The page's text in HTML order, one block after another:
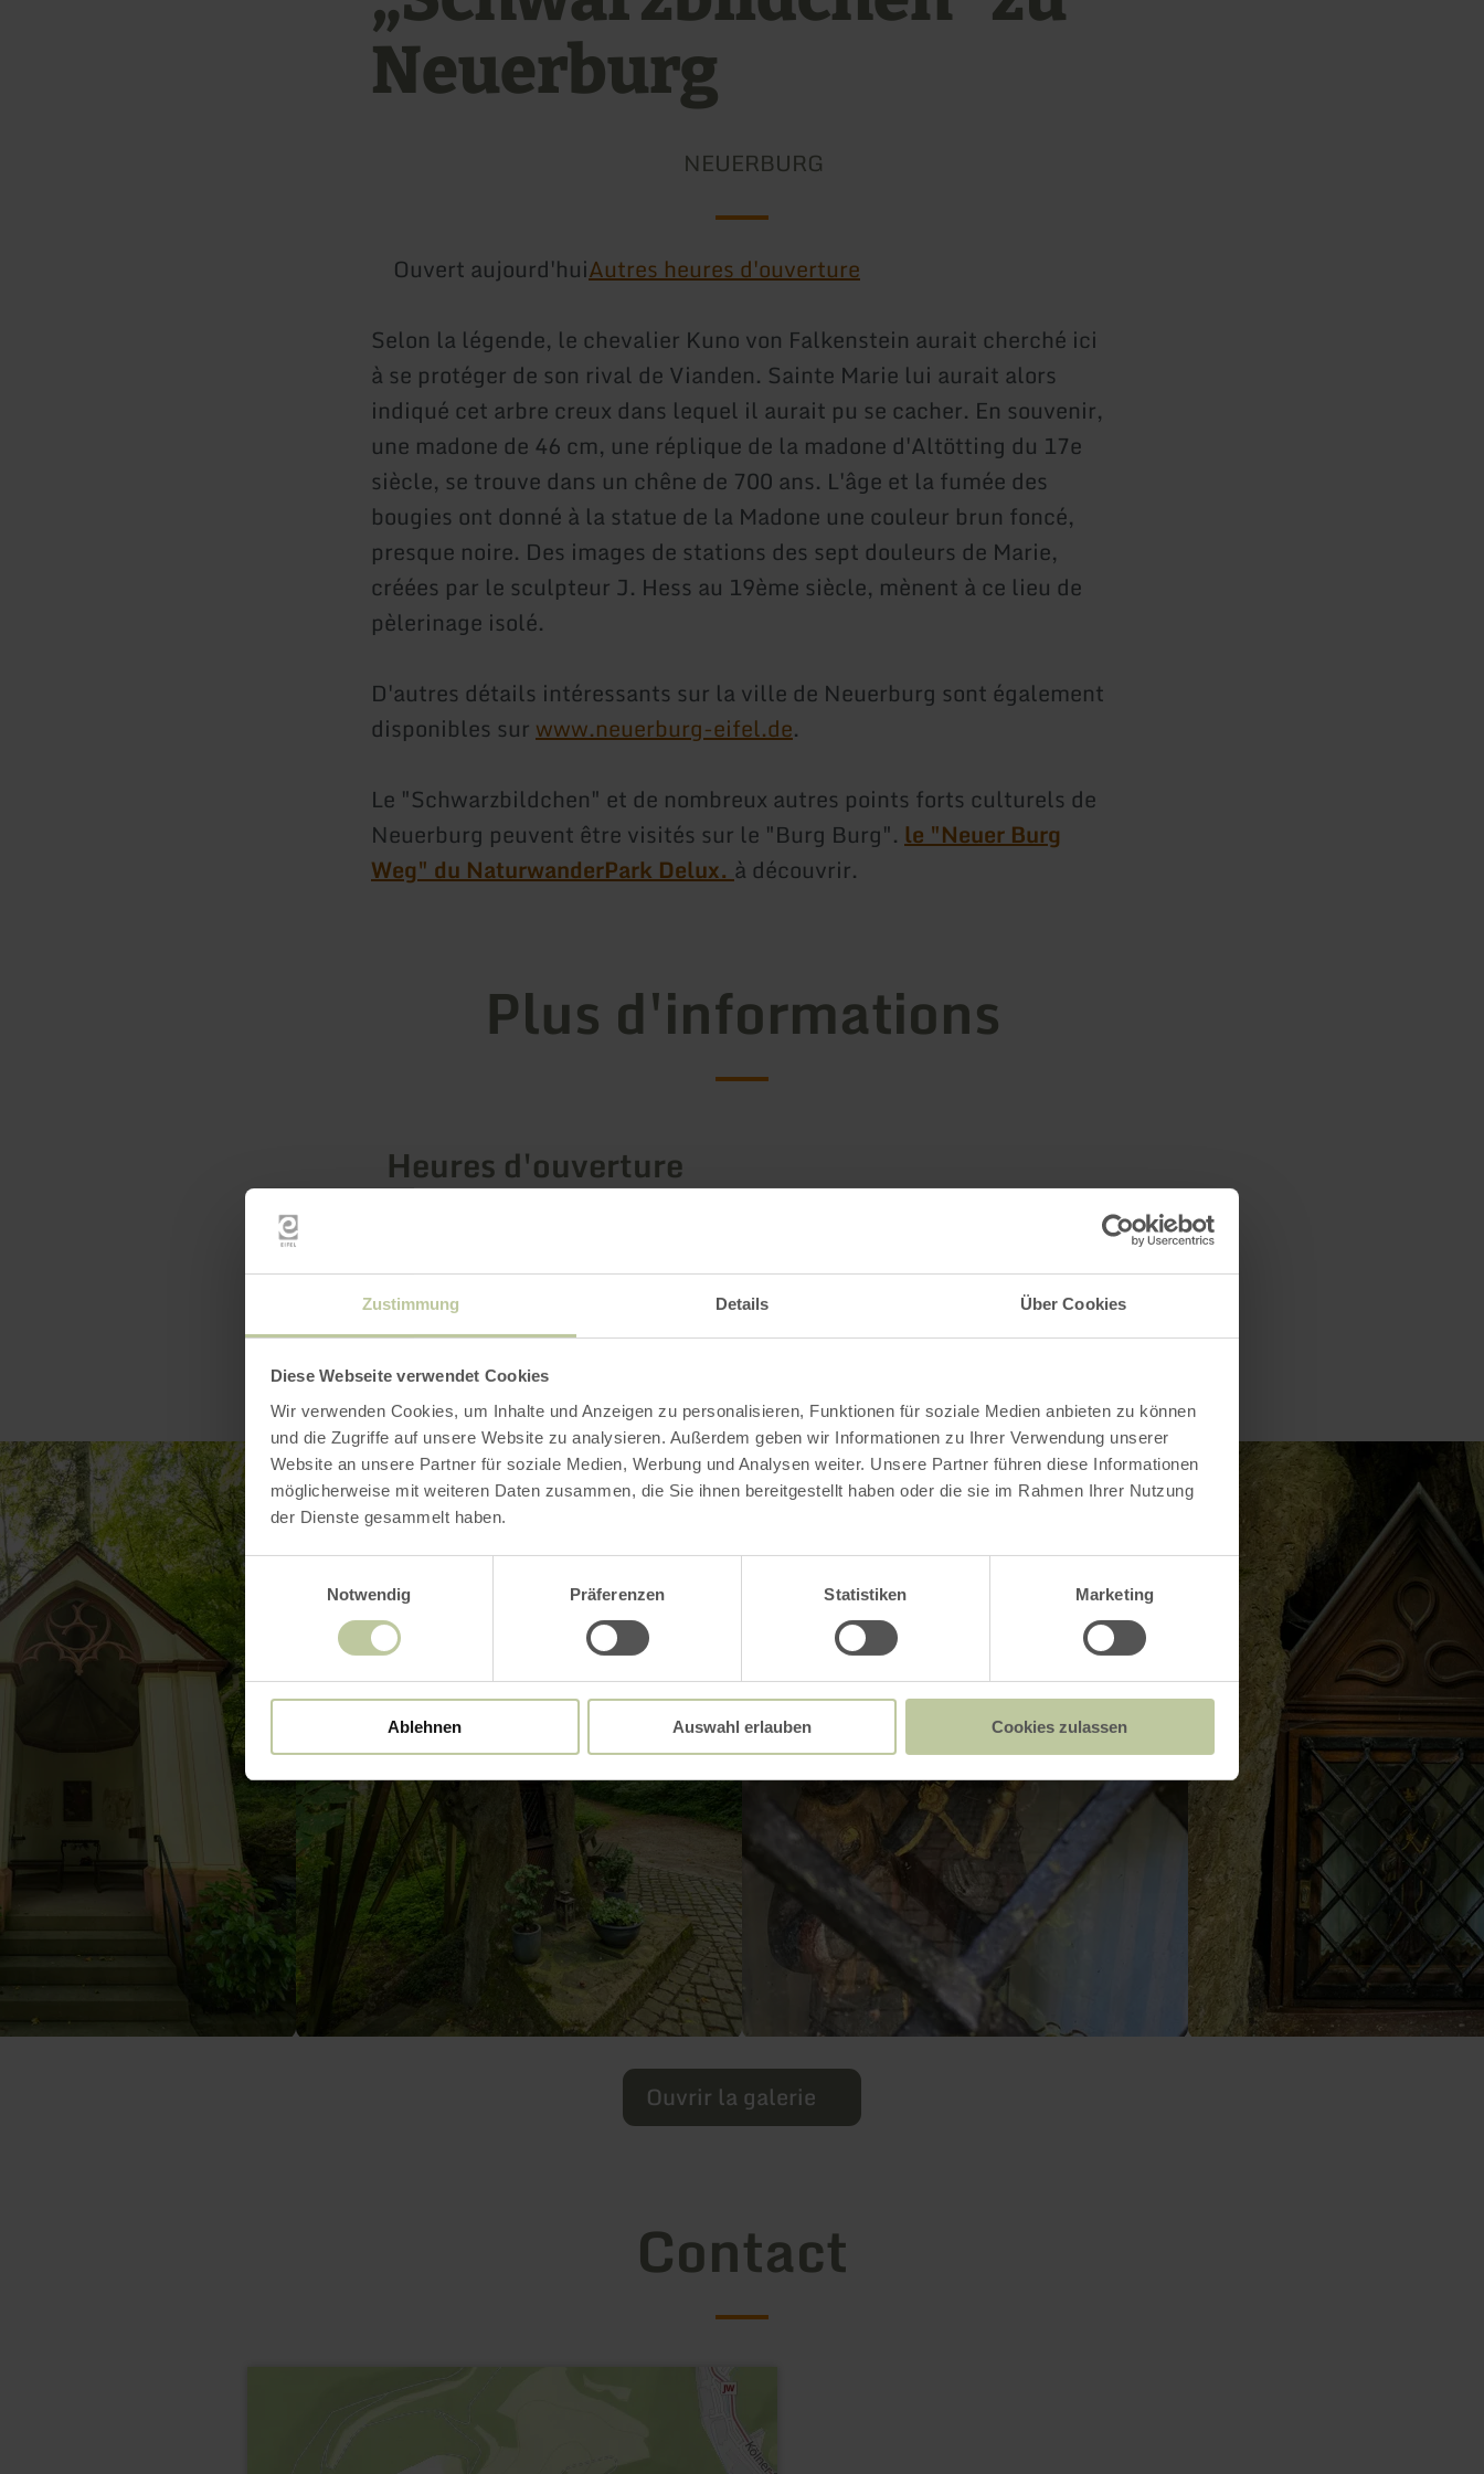
Zustimmung Details Über Cookies
Diese Webseite verwendet Cookies
Wir verwenden Cookies, um Inhalte und Anzeigen zu personalisieren, Funktionen für soziale Medien anbieten zu können
und die Zugriffe auf unsere Website zu analysieren. Außerdem geben wir Informationen zu Ihrer Verwendung unserer
Website an unsere Partner für soziale Medien, Werbung und Analysen weiter. Unsere Partner führen diese Informationen
möglicherweise mit weiteren Daten zusammen, die Sie ihnen bereitgestellt haben oder die sie im Rahmen Ihrer Nutzung
der Dienste gesammelt haben.
Einwilligungsauswahl
Notwendig
Präferenzen Statistiken Marketing
Ablehnen Auswahl erlauben Cookies zulassen
Neuerburg
NEUERBURG
Ouvert aujourd'huiAutres heures d'ouverture
Selon la légende, le chevalier Kuno von Falkenstein aurait cherché ici
à se protéger de son rival de Vianden. Sainte Marie lui aurait alors
indiqué cet arbre creux dans lequel il aurait pu se cacher. En souvenir,
une madone de 46 cm, une réplique de la madone d'Altötting du 17e
siècle, se trouve dans un chêne de 700 ans. L'âge et la fumée des
bougies ont donné à la statue de la Madone une couleur brun foncé,
presque noire. Des images de stations des sept douleurs de Marie,
créées par le sculpteur J. Hess au 19ème siècle, mènent à ce lieu de
pèlerinage isolé.
D'autres détails intéressants sur la ville de Neuerburg sont également
disponibles surwww.neuerburg-eifel.de.
Le "Schwarzbildchen" et de nombreux autres points forts culturels de
Neuerburg peuvent être visités sur le "Burg Burg". le "Neuer Burg
Weg" du NaturwanderPark Delux.à découvrir.
Plus d'informations
Heures d'ouverture
Impressions
Ouvrir la galerie
Contact